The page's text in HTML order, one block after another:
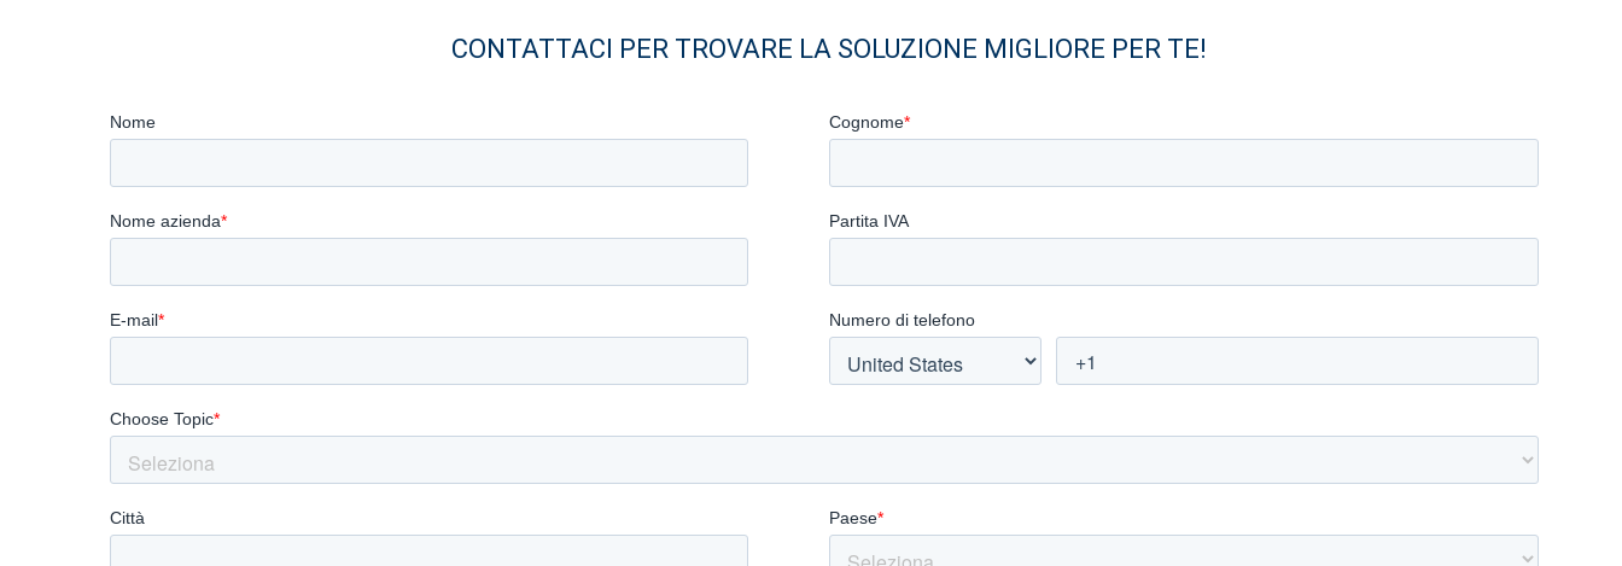
CONTATTACI PER TROVARE LA SOLUZIONE MIGLIORE PER TE!